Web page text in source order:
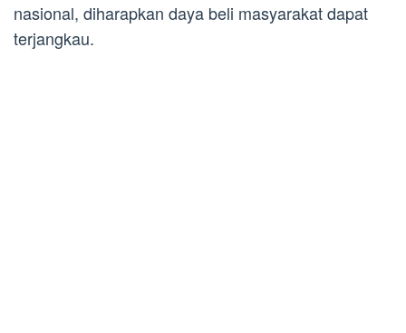
nasional, diharapkan daya beli masyarakat dapat
terjangkau.